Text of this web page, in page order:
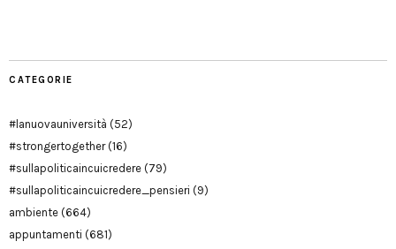
CATEGORIE
#lanuovauniversità (52)
#strongertogether(16)
#sullapoliticaincuicredere (79)
#sullapoliticaincuicredere_pensieri (9)
ambiente (664)
appuntamenti (681)